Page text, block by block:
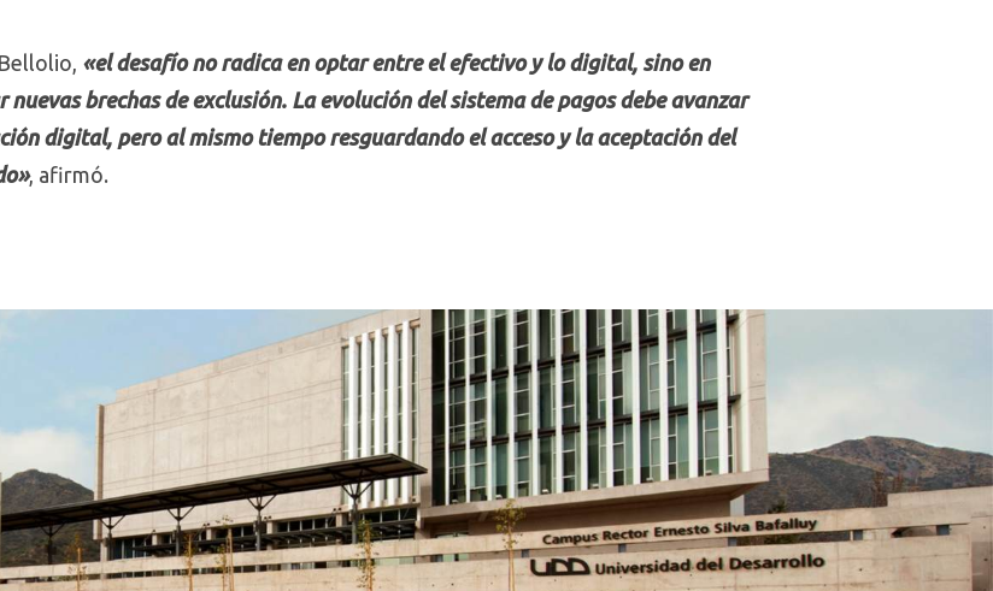
«el desafío no radica en optar entre el efectivo y lo digital, sino en
brechas de exclusión. La evolución del sistema de pagos debe avanzar
digital, pero al mismo tiempo resguardando el acceso y la aceptación del
, afirmó.